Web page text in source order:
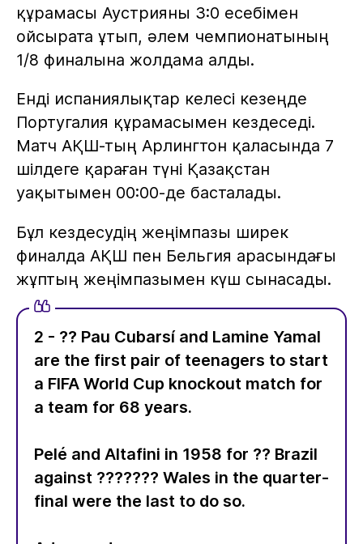
құрамасы Аустрияны 3:0 есебімен
ойсырата ұтып, әлем чемпионатының
1/8 финалына жолдама алды.
Енді испаниялықтар келесі кезеңде
Португалия құрамасымен кездеседі.
Матч АҚШ-тың Арлингтон қаласында 7
шілдеге қараған түні Қазақстан
уақытымен 00:00-де басталады.
Бұл кездесудің жеңімпазы ширек
финалда АҚШ пен Бельгия арасындағы
жұптың жеңімпазымен күш сынасады.
2 - ?? Pau Cubarsí and Lamine Yamal
are the first pair of teenagers to start
a FIFA World Cup knockout match for
a team for 68 years.
Pelé and Altafini in 1958 for ?? Brazil
against ??????? Wales in the quarter-
final were the last to do so.